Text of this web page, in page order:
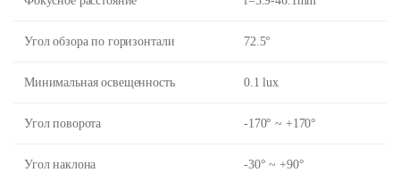
Угол обзора по горизонтали 72.5°
Минимальная освещенность 0.1 lux
Угол поворота -170° ~ +170°
Угол наклона -30° ~ +90°